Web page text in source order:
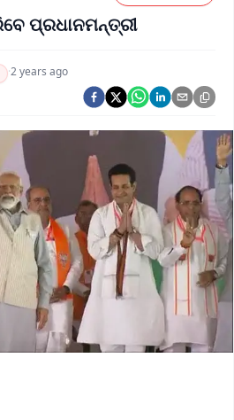
Health Connect
Swaad Odisha
ପ୍ରଧାନମନ୍ତ୍ରୀ
·2 years ago